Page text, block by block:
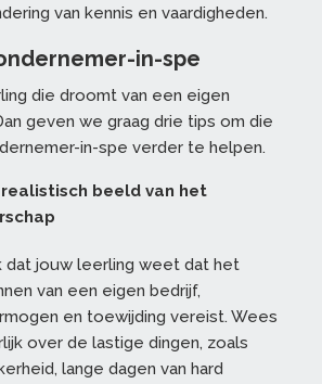
van kennis en vaardigheden.
in-spe
die droomt van een eigen
geven we graag drie tips om die
in-spe verder te helpen.
beeld van het
dat jouw leerling weet dat het
van een eigen bedrijf,
en toewijding vereist. Wees
over de lastige dingen, zoals
lange dagen van hard